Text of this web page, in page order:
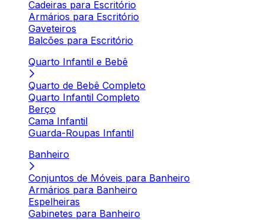
Cadeiras para Escritório
Armários para Escritório
Gaveteiros
Balcões para Escritório
Quarto Infantil e Bebê
Quarto de Bebê Completo
Quarto Infantil Completo
Berço
Cama Infantil
Guarda-Roupas Infantil
Banheiro
Conjuntos de Móveis para Banheiro
Armários para Banheiro
Espelheiras
Gabinetes para Banheiro